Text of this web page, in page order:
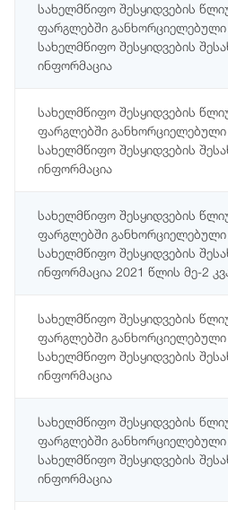
სახელმწიფო შესყიდვების
ფარგლებში განხორციელებული
სახელმწიფო შესყიდვების
ინფორმაცია
სახელმწიფო შესყიდვების
ფარგლებში განხორციელებული
სახელმწიფო შესყიდვების
ინფორმაცია
სახელმწიფო შესყიდვების
ფარგლებში განხორციელებული
სახელმწიფო შესყიდვების
ინფორმაცია 2021 წლის მე-2
სახელმწიფო შესყიდვების
ფარგლებში განხორციელებული
სახელმწიფო შესყიდვების
ინფორმაცია
სახელმწიფო შესყიდვების
ფარგლებში განხორციელებული
სახელმწიფო შესყიდვების
ინფორმაცია